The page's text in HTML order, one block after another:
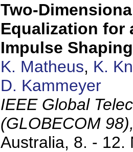
Two-
Equalization for
Impulse
K. Matheus, K.
D. Kammeyer
IEEE Global
(GLOBECOM
Australia, 8. - 12.